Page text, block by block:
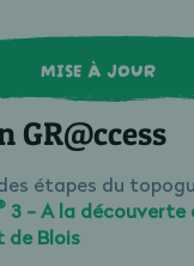
MISE À JOUR
GR@ccess
étapes du
3 - A la découverte
de Blois